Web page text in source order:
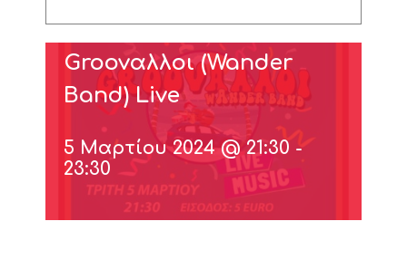
Groovαλλοι (Wander
Band) Live
5 Μαρτίου 2024 @ 21:30 -
23:30